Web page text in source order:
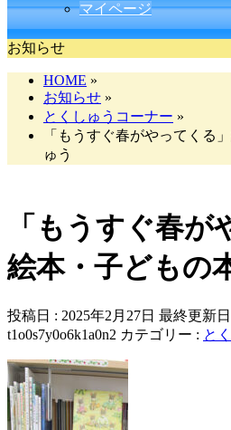
マイページ
お知らせ
HOME »
お知らせ »
とくしゅうコーナー »
「もうすぐ春がやってくる
ゅう
「もうすぐ春が
絵本・子どもの
投稿日 : 2025年2月27日 最終更新
t1o0s7y0o6k1a0n2 カテゴリー : と